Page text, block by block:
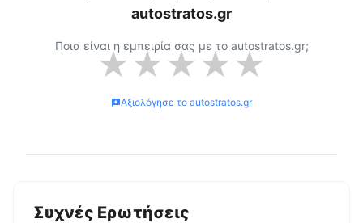
autostratos.gr
Ποια είναι η εμπειρία σας με το autostratos.gr;
★★★★★
Αξιολόγησε το autostratos.gr
Συχνές Ερωτήσεις